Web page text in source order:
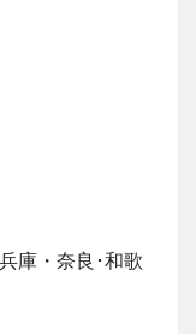
庫・奈良･和歌